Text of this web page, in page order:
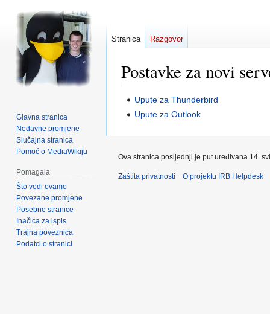
Postavke za novi
Prijeđi
na
Prijeđi
na
Upute za Thunderbird
Upute za Outlook
Stranica Razgovor
Glavna stranica
Nedavne promjene
Slučajna stranica
Pomoć o MediaWikiju
Pomagala
Što vodi ovamo
Povezane promjene
Posebne stranice
Inačica za ispis
Trajna poveznica
Podatci o stranici
Ova stranica posljednji je put uređivana 14.
Zaštita privatnosti O projektu IRB Helpdesk